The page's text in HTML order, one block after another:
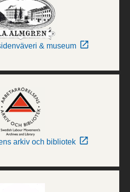
& museum
arkiv och bibliotek